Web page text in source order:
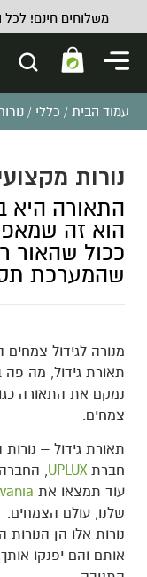
משלוחים חינם! לכל
עמוד הבית / כללי /
נורות
התאורה היא
הוא זה
ככול שהאור
שהמערכת
מנורה לגידול
תאורת גידול, מה
נמקם את התאורה
צמחים.
תאורת גידול –
חברת UPLUX
,
עוד תמצאו את
שלנו, עולם הצמחים.
נורות אלו הן
אותם והם יפנקו
- 1L